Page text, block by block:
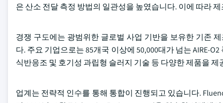
은 산소 전달 측정 방법의 일관성을 높였습니다. 이에 따라
경쟁 구도에는 광범위한 글로벌 사업 기반을 보유한 기존
다. 주요 기업으로는 85개국 이상에 50,000대가 넘는 AIRE-
식반응조 및 호기성 과립형 슬러지 기술 등 다양한 제품을 제
업계는 전략적 인수를 통해 통합이 진행되고 있습니다.